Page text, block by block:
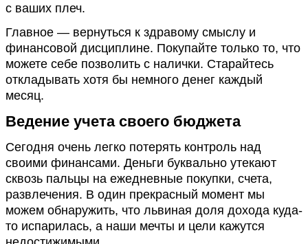
с ваших плеч.
Главное — вернуться к здравому смыслу и
финансовой дисциплине. Покупайте только то, что
можете себе позволить с налички. Старайтесь
откладывать хотя бы немного денег каждый
месяц.
Ведение учета своего бюджета
Сегодня очень легко потерять контроль над
своими финансами. Деньги буквально утекают
сквозь пальцы на ежедневные покупки, счета,
развлечения. В один прекрасный момент мы
можем обнаружить, что львиная доля дохода куда-
то испарилась, а наши мечты и цели кажутся